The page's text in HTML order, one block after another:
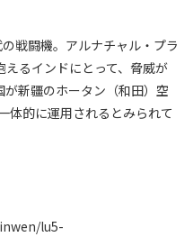
戦闘機。アルナチャル・プラ
るインドにとって、脅威が
新疆のホータン（和田）空
体的に運用されるとみられて
lu5-